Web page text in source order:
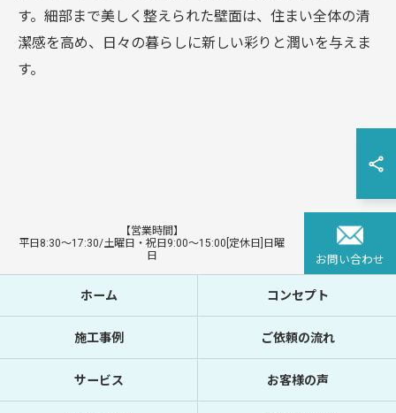
す。細部まで美しく整えられた壁面は、住まい全体の清
潔感を高め、日々の暮らしに新しい彩りと潤いを与えま
す。
【営業時間】
平日8:30〜17:30/土曜日・祝日9:00〜15:00[定休日]日曜
日
お問い合わせ
ホーム コンセプト
施工事例 ご依頼の流れ
サービス お客様の声